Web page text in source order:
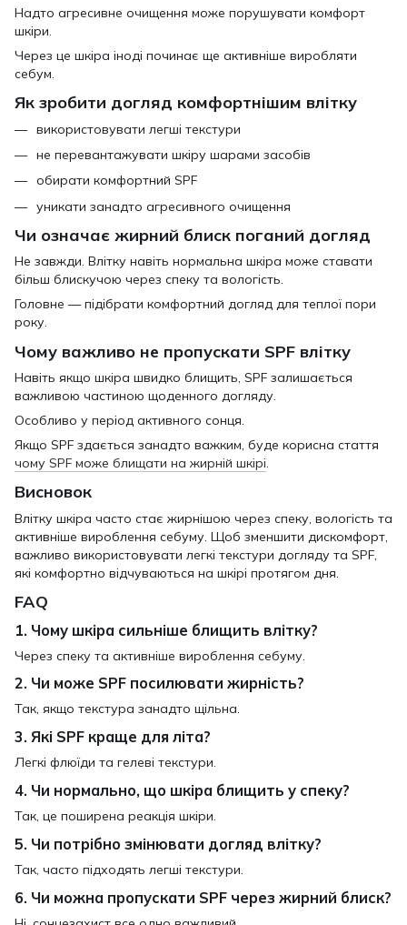
Надто агресивне очищення може порушувати комфорт
шкіри.
Через це шкіра іноді починає ще активніше виробляти
себум.
Як зробити догляд комфортнішим влітку
використовувати легші текстури
не перевантажувати шкіру шарами засобів
обирати комфортний SPF
уникати занадто агресивного очищення
Чи означає жирний блиск поганий догляд
Не завжди. Влітку навіть нормальна шкіра може ставати
більш блискучою через спеку та вологість.
Головне — підібрати комфортний догляд для теплої пори
року.
Чому важливо не пропускати SPF влітку
Навіть якщо шкіра швидко блищить, SPF залишається
важливою частиною щоденного догляду.
Особливо у період активного сонця.
Якщо SPF здається занадто важким, буде корисна стаття
чому SPF може блищати на жирній шкірі.
Висновок
Влітку шкіра часто стає жирнішою через спеку, вологість та
активніше вироблення себуму. Щоб зменшити дискомфорт,
важливо використовувати легкі текстури догляду та SPF,
які комфортно відчуваються на шкірі протягом дня.
FAQ
1. Чому шкіра сильніше блищить влітку?
Через спеку та активніше вироблення себуму.
2. Чи може SPF посилювати жирність?
Так, якщо текстура занадто щільна.
3. Які SPF краще для літа?
Легкі флюїди та гелеві текстури.
4. Чи нормально, що шкіра блищить у спеку?
Так, це поширена реакція шкіри.
5. Чи потрібно змінювати догляд влітку?
Так, часто підходять легші текстури.
6. Чи можна пропускати SPF через жирний блиск?